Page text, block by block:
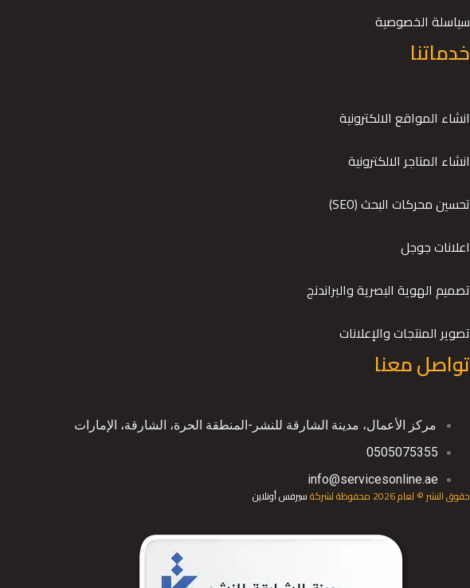
سياسلة الخصوصية
خدماتنا
انشاء المواقع الالكترونية
انشاء المتاجر الالكترونية
تحسين محركات البحث (SEO)
اعلانات جوجل
تصميم الهوية البصرية والبراندنج
تصوير المنتجات والإعلانات
تواصل معنا
ﻣﺮﻛﺰ اﻷﻋﻤﺎل، ﻣﺪﻳﻨﺔ اﻟﺸﺎرﻗﺔ ﻟﻠﻨﺸﺮ-اﻟﻤﻨﻄﻘﺔ اﻟﺤﺮة، اﻟﺸﺎرﻗﺔ، اﻹﻣﺎرات
0505075355
info@servicesonline.ae
حقوق النشر © لعام 2026 محفوظة لشركة سيرفس أونلاين